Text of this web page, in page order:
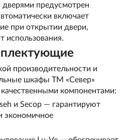
дверями предусмотрен
включает
при открытии двери,
использования.
производительности и
шкафы ТМ «Север»
компонентами:
и Secop — гарантируют
экономичное